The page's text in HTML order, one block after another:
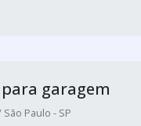
garagem
Paulo - SP